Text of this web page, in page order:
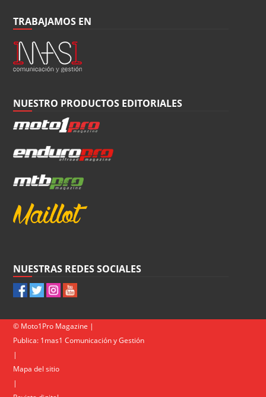
TRABAJAMOS EN
NUESTRO PRODUCTOS EDITORIALES
NUESTRAS REDES SOCIALES
© Moto1Pro Magazine |
Publica: 1mas1 Comunicación y Gestión
|
Mapa del sitio
|